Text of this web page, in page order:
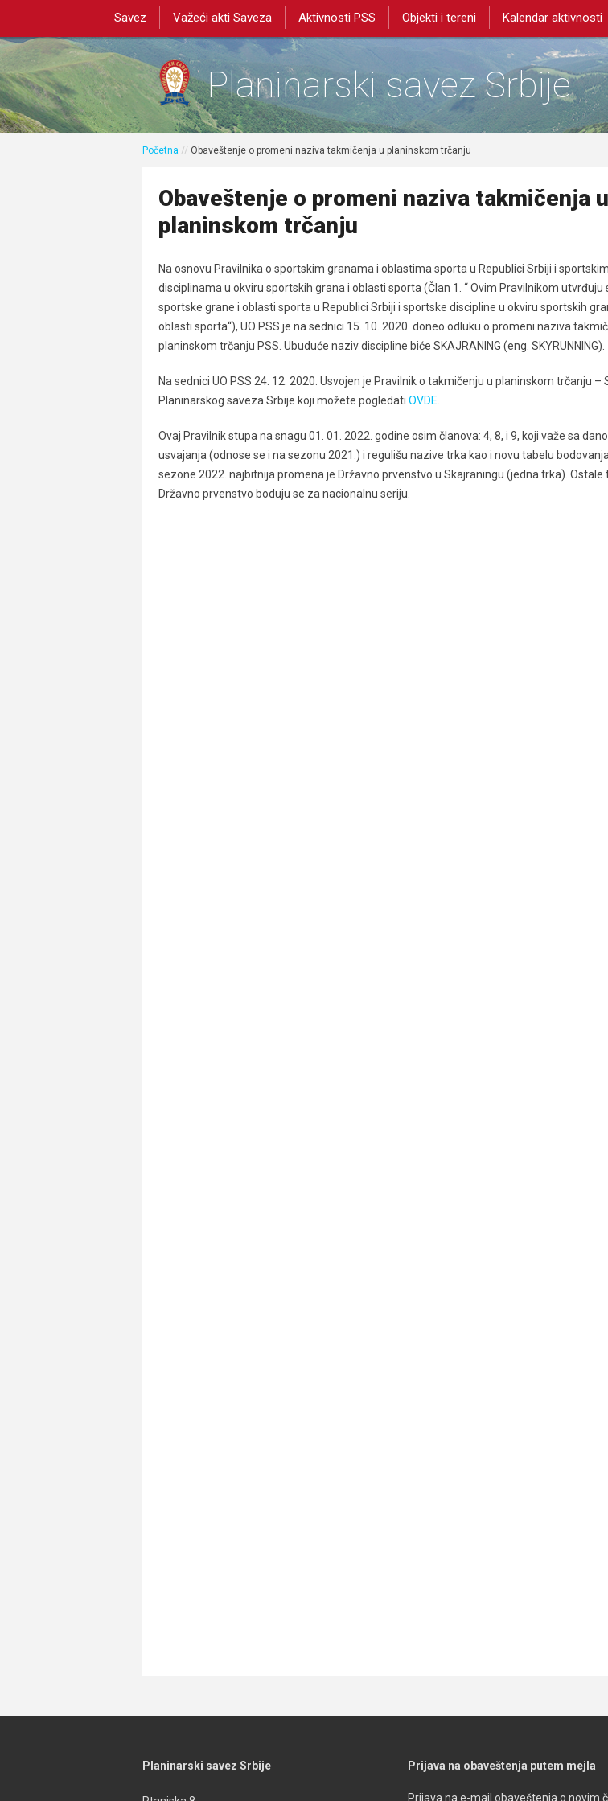
Savez Važeći akti Saveza Aktivnosti PSS Objekti i tereni Kalendar aktivnosti
Planinarski savez Srbije
Početna // Obaveštenje o promeni naziva takmičenja u planinskom trčanju
Obaveštenje o promeni naziva takmičenja u
planinskom trčanju
Na osnovu Pravilnika o sportskim granama i oblastima sporta u Republici Srbiji i sportskim
disciplinama u okviru sportskih grana i oblasti sporta (Član 1. “ Ovim Pravilnikom utvrđuju
sportske grane i oblasti sporta u Republici Srbiji i sportske discipline u okviru sportskih
oblasti sporta“), UO PSS je na sednici 15. 10. 2020. doneo odluku o promeni naziva
planinskom trčanju PSS. Ubuduće naziv discipline biće SKAJRANING (eng. SKYRUNNING).
Na sednici UO PSS 24. 12. 2020. Usvojen je Pravilnik o takmičenju u planinskom trčanju –
Planinarskog saveza Srbije koji možete pogledati OVDE
Ovaj Pravilnik stupa na snagu 01. 01. 2022. godine osim članova: 4, 8, i 9, koji važe sa
usvajanja (odnose se i na sezonu 2021.) i regulišu nazive trka kao i novu tabelu
sezone 2022. najbitnija promena je Državno prvenstvo u Skajraningu (jedna trka). Ostale
Državno prvenstvo boduju se za nacionalnu seriju.
Planinarski savez Srbije Prijava na obaveštenja putem mejla
Prijava na e-mail obaveštenja o novim